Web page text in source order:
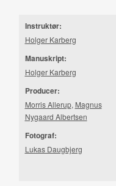
Instruktør:
Holger Karberg
Manuskript:
Holger Karberg
Producer:
Morris Allerup, Magnus
Nygaard Albertsen
Fotograf:
Lukas Daugbjerg